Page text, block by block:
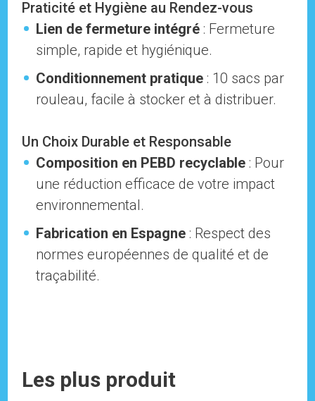
Praticité et Hygiène au Rendez-vous
Lien de fermeture intégré : Fermeture
simple, rapide et hygiénique.
Conditionnement pratique : 10 sacs par
rouleau, facile à stocker et à distribuer.
Un Choix Durable et Responsable
Composition en PEBD recyclable : Pour
une réduction efficace de votre impact
environnemental.
Fabrication en Espagne : Respect des
normes européennes de qualité et de
traçabilité.
Les plus produit